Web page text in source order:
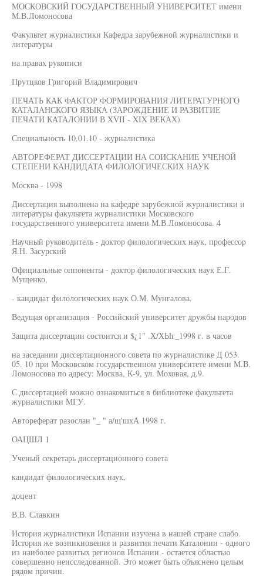
МОСКОВСКИЙ ГОСУДАРСТВЕННЫЙ УНИВЕРСИТЕТ имени
М.В.Ломоносова
Факультет журналистики Кафедра зарубежной журналистики и
литературы
на правах рукописи
Прутцков Григорий Владимирович
ПЕЧАТЬ КАК ФАКТОР ФОРМИРОВАНИЯ ЛИТЕРАТУРНОГО
КАТАЛАНСКОГО ЯЗЫКА (ЗАРОЖДЕНИЕ И РАЗВИТИЕ
ПЕЧАТИ КАТАЛОНИИ В XVII - XIX ВЕКАХ)
Специальность 10.01.10 - журналистика
АВТОРЕФЕРАТ ДИССЕРТАЦИИ НА СОИСКАНИЕ УЧЕНОЙ
СТЕПЕНИ КАНДИДАТА ФИЛОЛОГИЧЕСКИХ НАУК
Москва - 1998
Диссертация выполнена на кафедре зарубежной журналистики и
литературы факультета журналистики Московского
государственного университета имени М.В.Ломоносова. 4
Научный руководитель - доктор филологических наук, профессор
Я.Н. Засурский
Официальные оппоненты - доктор филологических наук Е.Г.
Мущенко,
- кандидат филологических наук О.М. Мунгалова.
Ведущая организация - Российский университет дружбы народов
Защита диссертации состоится и $¿1" .Х/ХЫг_1998 г. в часов
на заседании диссертационного совета по журналистике Д 053.
05. 10 при Московском государственном университете имени М.В.
Ломоносова по адресу: Москва, К-9, ул. Моховая, д.9.
С диссертацией можно ознакомиться в библиотеке факультета
журналистики МГУ.
Автореферат разослан "_ " а/щ'шхА 1998 г.
ОАЦШЛ 1
Ученый секретарь диссертационного совета
кандидат филологических наук,
доцент
В.В. Славкин
История журналистики Испании изучена в нашей стране слабо.
История же возникновения и развития печати Каталонии - одного
из наиболее развитых регионов Испании - остается областью
совершенно неисследованной. Это может быть объяснено целым
рядом причин.